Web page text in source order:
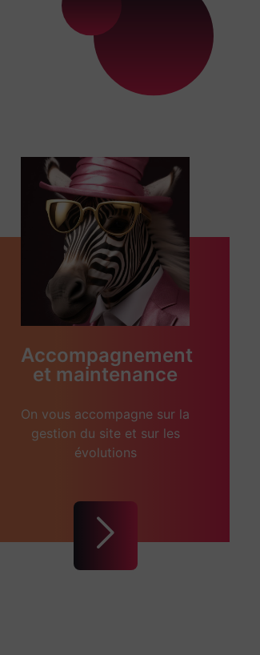
Accompagnement
et maintenance
On vous accompagne sur la
gestion du site et sur les
évolutions